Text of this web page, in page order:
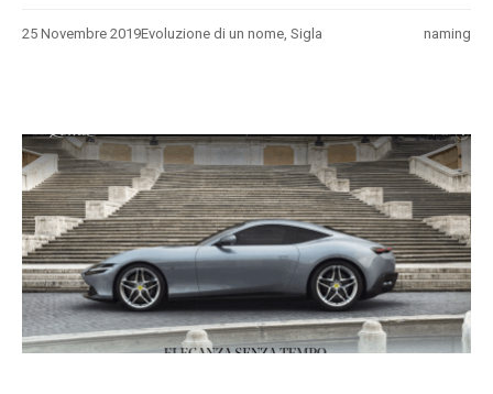
25 Novembre 2019 naming
Evoluzione di un nome, Sigla